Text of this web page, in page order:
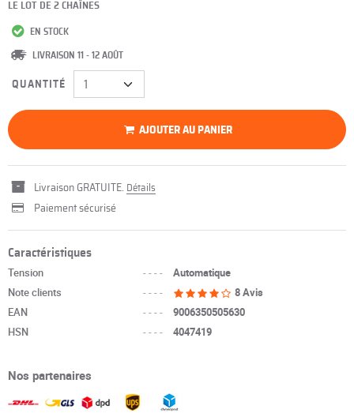
LE LOT DE 2 CHAÎNES
EN STOCK
LIVRAISON 11 - 12 AOÛT
QUANTITÉ
AJOUTER AU PANIER
Livraison GRATUITE. Détails
Paiement sécurisé
Caractéristiques
Tension ----
Automatique
Note clients
----
8 Avis
EAN
----
9006350505630
HSN
---- 4047419
Nos partenaires